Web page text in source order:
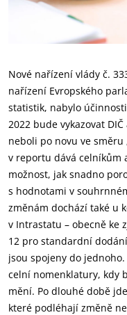
Nové nařízení vlády č.
nařízení Evropského
statistik, nabylo
2022 bude vykazovat
neboli po novu ve směru
v reportu dává celníkům
možnost, jak snadno
s hodnotami v
změnám dochází také u
v Intrastatu – obecně ke
12 pro standardní
jsou spojeny do
celní nomenklatury, kdy
mění. Po dlouhé době
které podléhají změně